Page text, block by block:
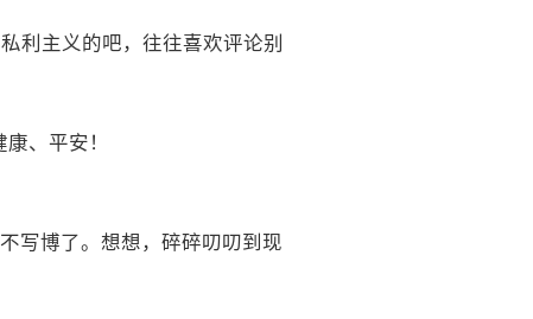
利主义的吧，往往喜欢评论别
、平安！
写博了。想想，碎碎叨叨到现